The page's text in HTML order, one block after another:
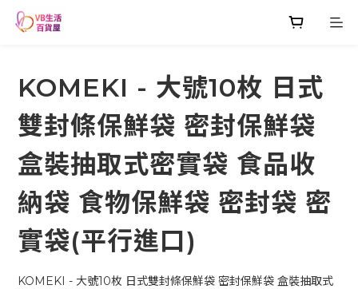
KOMEKI - 大號10枚 日式
雙封條保鮮袋 密封保鮮袋
盒裝抽取式密實袋 食品收
納袋 食物保鮮袋 密封袋 密
實袋(平行進口)
KOMEKI - 大號10枚 日式雙封條保鮮袋 密封保鮮袋 盒裝抽取式